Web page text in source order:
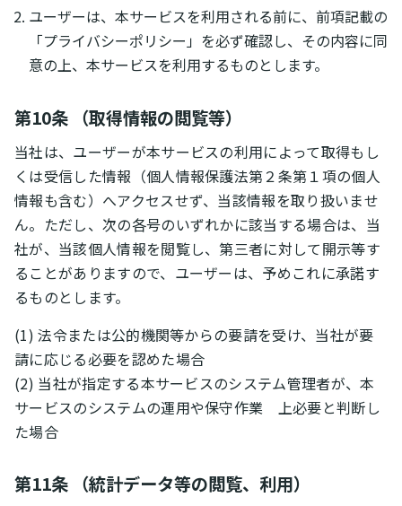
ユーザーは、本サービスを利用される前に、前項記載の
「プライバシーポリシー」を必ず確認し、その内容に同
意の上、本サービスを利用するものとします。
第10条 （取得情報の閲覧等）
当社は、ユーザーが本サービスの利用によって取得もし
くは受信した情報（個人情報保護法第２条第１項の個人
情報も含む）へアクセスせず、当該情報を取り扱いませ
ん。ただし、次の各号のいずれかに該当する場合は、当
社が、当該個人情報を閲覧し、第三者に対して開示等す
ることがありますので、ユーザーは、予めこれに承諾す
るものとします。
(1) 法令または公的機関等からの要請を受け、当社が要
請に応じる必要を認めた場合
(2) 当社が指定する本サービスのシステム管理者が、本
サービスのシステムの運用や保守作業 上必要と判断し
た場合
第11条 （統計データ等の閲覧、利用）